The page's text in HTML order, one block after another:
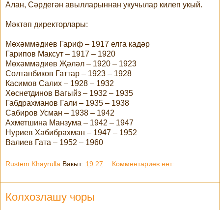
Алан, Сәрдегән авылларыннан укучылар килеп укый.
Мәктәп директорлары:
Мөхәммәдиев Гариф – 1917 елга кадәр
Гарипов Максут – 1917 – 1920
Мөхәммәдиев Җәләл – 1920 – 1923
Солтанбиков Гаттар – 1923 – 1928
Касимов Салих – 1928 – 1932
Хөснетдинов Вагыйз – 1932 – 1935
Габдрахманов Гали – 1935 – 1938
Сабиров Усман – 1938 – 1942
Ахметшина Манзума – 1942 – 1947
Нуриев Хабибрахман – 1947 – 1952
Валиев Гата – 1952 – 1960
Rustem Khayrulla Вакыт: 19:27 Комментариев нет:
Колхозлашу чоры